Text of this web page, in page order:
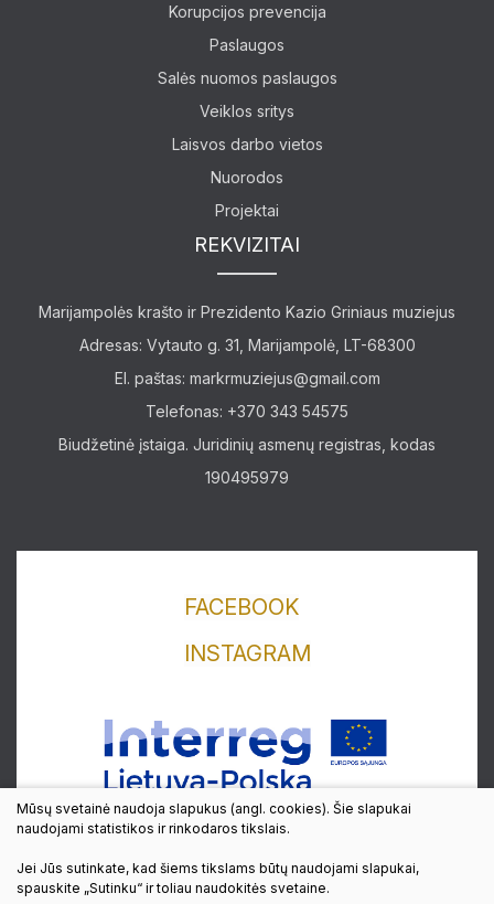
Ekspozicijos
Edukaciniai užsiėmimai
Apie mus
Edukaciniai užsiėmimai
Straipsniai
Korupcijos prevencija
Paslaugos
Salės nuomos paslaugos
Veiklos sritys
Laisvos darbo vietos
Nuorodos
Projektai
REKVIZITAI
Marijampolės krašto ir Prezidento Kazio Griniaus muziejus
Adresas: Vytauto g. 31, Marijampolė, LT-68300
El. paštas: markrmuziejus@gmail.com
Telefonas: +370 343 54575
Biudžetinė įstaiga. Juridinių asmenų registras, kodas
190495979
FACEBOOK
INSTAGRAM
© 2022 Visos teisės saugomos
Mūsų svetainė naudoja slapukus (angl. cookies). Šie slapukai
naudojami statistikos ir rinkodaros tikslais.
Jei Jūs sutinkate, kad šiems tikslams būtų naudojami slapukai,
spauskite „Sutinku“ ir toliau naudokitės svetaine.